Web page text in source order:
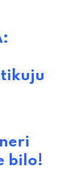
bilo!